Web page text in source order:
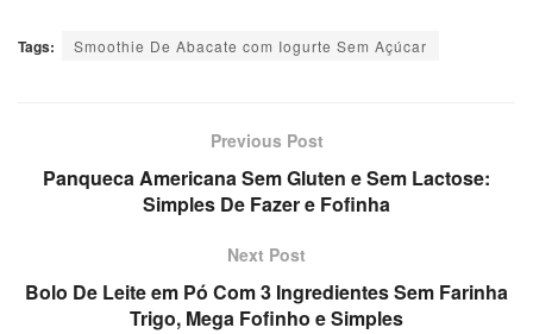
Tags: Smoothie De Abacate com Iogurte Sem Açúcar
Previous Post
Panqueca Americana Sem Gluten e Sem Lactose:
Simples De Fazer e Fofinha
Next Post
Bolo De Leite em Pó Com 3 Ingredientes Sem Farinha
Trigo, Mega Fofinho e Simples